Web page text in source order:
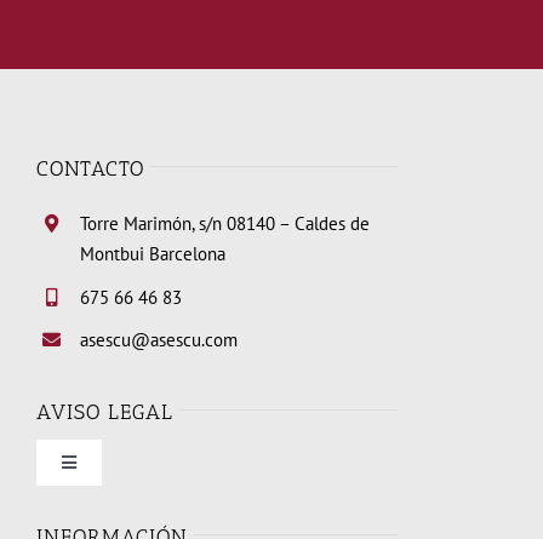
CONTACTO
Torre Marimón, s/n 08140 – Caldes de
Montbui Barcelona
675 66 46 83
asescu@asescu.com
AVISO LEGAL
Toggle
Condiciones de uso